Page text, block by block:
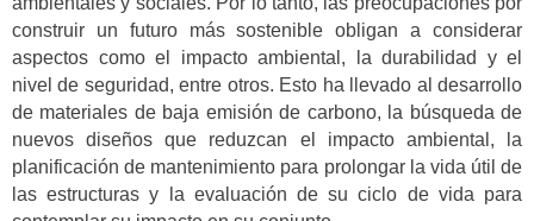
construir un futuro más sostenible obligan a considerar
aspectos como el impacto ambiental, la durabilidad y el
nivel de seguridad, entre otros. Esto ha llevado al desarrollo
de materiales de baja emisión de carbono, la búsqueda de
nuevos diseños que reduzcan el impacto ambiental, la
planificación de mantenimiento para prolongar la vida útil de
las estructuras y la evaluación de su ciclo de vida para